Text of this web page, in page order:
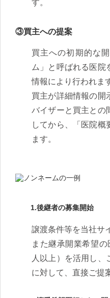
す。
③買主への提案
買主への初期的な
ム」と呼ばれる医院
情報により行われま
買主が詳細情報の開
バイザーと買主との
してから、「医院概
ます。
1.後継者の募集開始
譲渡条件等を当社サ
また継承開業希望
人以上）を活用し、
に対して、直接ご提